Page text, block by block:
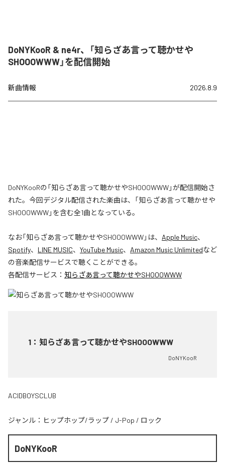
DoNYKooR & ne4r、「知らざあ言って聴かせや
SHOOOWWW」を配信開始
新曲情報 2026.8.9
DoNYKooRの「知らざあ言って聴かせやSHOOOWWW」が配信開始さ
れた。今回デジタル配信された楽曲は、「知らざあ言って聴かせや
SHOOOWWW」を含む全1曲となっている。
なお「知らざあ言って聴かせやSHOOOWWW」は、 Apple Music、
Spotify、 LINE MUSIC、 YouTube Music、 Amazon Music Unlimitedなど
の音楽配信サービスで聴くことができる。
各配信サービス： 知らざあ言って聴かせやSHOOOWWW
1 ： 知らざあ言って聴かせやSHOOOWWW
DoNYKooR
ACIDBOYSCLUB
ジャンル： ヒップホップ/ラップ / J-Pop / ロック
DoNYKooR